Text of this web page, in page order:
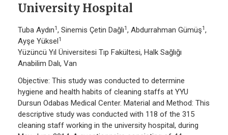
University Hospital
Tuba Aydın1, Sinemis Çetin Dağlı1, Abdurrahman Gümüş1,
Ayşe Yüksel 1
Yüzüncü Yıl Üniversitesi Tıp Fakültesi, Halk Sağlığı
Anabilim Dalı, Van
Objective: This study was conducted to determine
hygiene and health habits of cleaning staffs at YYU
Dursun Odabas Medical Center. Material and Method: This
descriptive study was conducted with 118 of the 315
cleaning staff working in the university hospital, during